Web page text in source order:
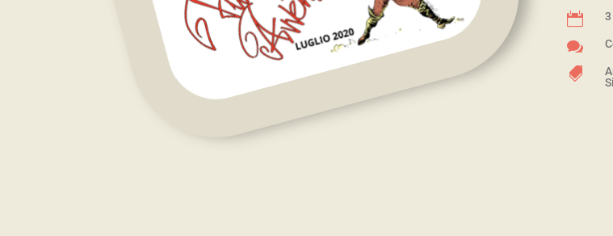
 3

